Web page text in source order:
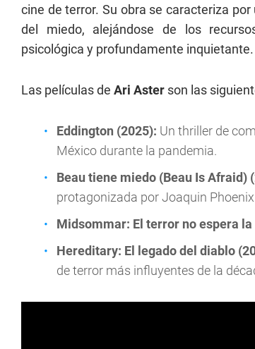
cine de terror. Su obra se caracteriza
del miedo, alejándose de los
psicológica y profundamente inquietante.
Las películas de Ari Aster son las
Eddington (2025): Un thriller de
México durante la pandemia.
Beau tiene miedo (Beau Is Afraid)
protagonizada por Joaquin
Midsommar: El terror no espera la
Hereditary: El legado del diablo
de terror más influyentes de la